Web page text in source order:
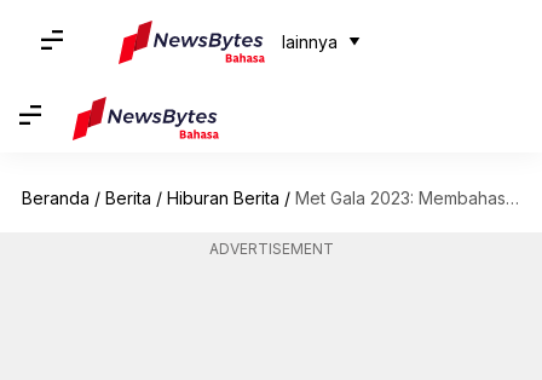
lainnya
Beranda / Berita / Hiburan Berita / Met Gala 2023: Membahas busana debut Jennie BLACKPINK
ADVERTISEMENT